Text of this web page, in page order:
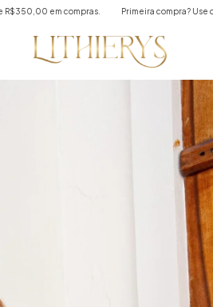
“BEMVINDA”. Frete grátis para todo o